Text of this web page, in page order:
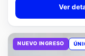
NUEVO INGRESO